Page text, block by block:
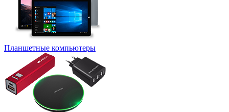
Планшетные компьютеры